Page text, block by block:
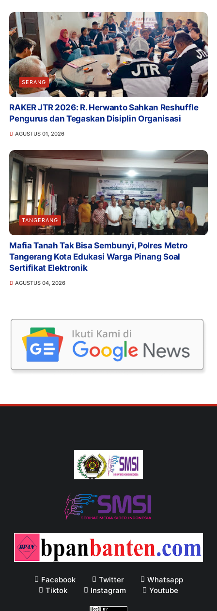
SERANG
RAKER JTR 2026: R. Herwanto Sahkan Reshuffle
Pengurus dan Tegaskan Disiplin Organisasi
AGUSTUS 01, 2026
TANGERANG
Mafia Tanah Tak Bisa Sembunyi, Polres Metro
Tangerang Kota Edukasi Warga Pinang Soal
Sertifikat Elektronik
AGUSTUS 04, 2026
Facebook Twitter
Whatsapp
Tiktok
Instagram Youtube